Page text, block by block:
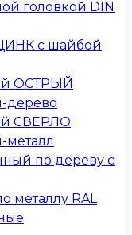
головкой DIN
с шайбой
ОСТРЫЙ
дерево
СВЕРЛО
металл
по дереву с
металлу RAL